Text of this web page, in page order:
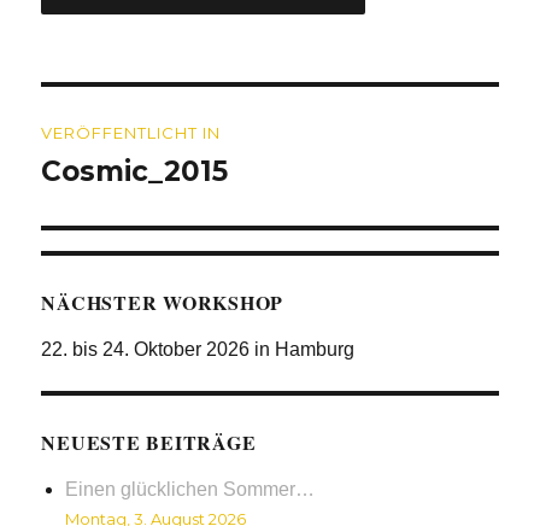
VERÖFFENTLICHT IN
Cosmic_2015
NÄCHSTER WORKSHOP
22. bis 24. Oktober 2026 in Hamburg
NEUESTE BEITRÄGE
Einen glücklichen Sommer…
Montag, 3. August 2026